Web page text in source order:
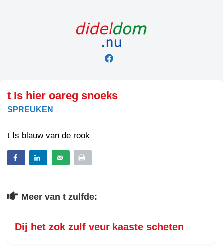
t Is hier oareg snoeks
SPREUKEN
t Is blauw van de rook
Meer van t zulfde:
Dij het zok zulf veur kaaste scheten